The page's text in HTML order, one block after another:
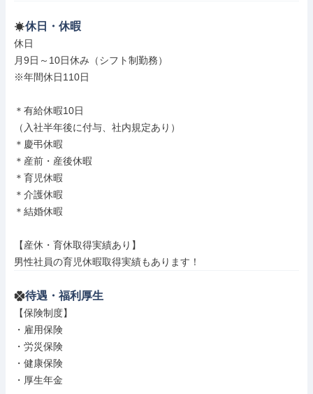
休日・休暇
休日
月9日～10日休み（シフト制勤務）
※年間休日110日
＊有給休暇10日
（入社半年後に付与、社内規定あり）
＊慶弔休暇
＊産前・産後休暇
＊育児休暇
＊介護休暇
＊結婚休暇
【産休・育休取得実績あり】
男性社員の育児休暇取得実績もあります！
待遇・福利厚生
【保険制度】
・雇用保険
・労災保険
・健康保険
・厚生年金